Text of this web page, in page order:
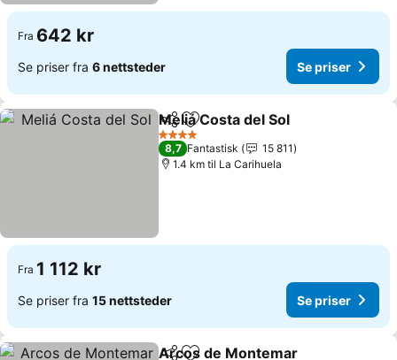
Fra 642 kr
Se priser fra 6 nettsteder Se priser
Del Legg til i favoritter
Meliá Costa del Sol
4 Stjerner
8,7 Fantastisk
15 811
1.4 km til La Carihuela
Fra 1 112 kr
Se priser fra 15 nettsteder Se priser
Arcos de Montemar